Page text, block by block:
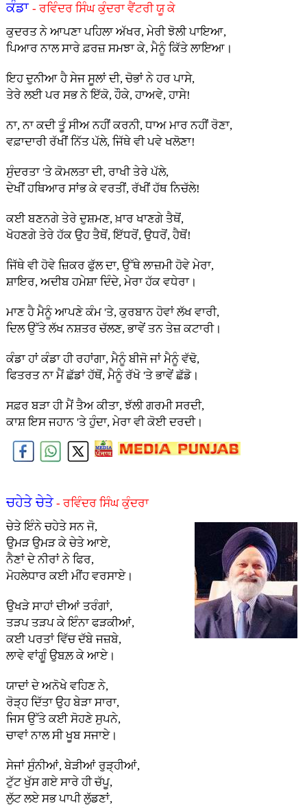
ਕੰਡਾ - ਰਵਿੰਦਰ ਸਿੰਘ ਕੁੰਦਰਾ ਵੈਂਟਰੀ ਯੂ ਕੇ
ਕੁਦਰਤ ਨੇ ਆਪਣਾ ਪਹਿਲਾ ਅੱਖਰ, ਮੇਰੀ ਝੋਲੀ ਪਾਇਆ,
ਪਿਆਰ ਨਾਲ ਸਾਰੇ ਫ਼ਰਜ਼ ਸਮਝਾ ਕੇ, ਮੈਨੂੰ ਕਿੱਤੇ ਲਾਇਆ।
ਇਹ ਦੁਨੀਆ ਹੈ ਸੇਜ ਸੂਲਾਂ ਦੀ, ਚੋਭਾਂ ਨੇ ਹਰ ਪਾਸੇ,
ਤੇਰੇ ਲਈ ਪਰ ਸਭ ਨੇ ਇੱਕੋ, ਹੌਕੇ, ਹਾਅਵੇ, ਹਾਸੇ!
ਨਾ, ਨਾ ਕਦੀ ਤੂੰ ਸੀਅ ਨਹੀਂ ਕਰਨੀ, ਧਾਅ ਮਾਰ ਨਹੀਂ ਰੋਣਾ,
ਵਫ਼ਾਦਾਰੀ ਰੱਖੀਂ ਨਿੱਤ ਪੱਲੇ, ਜਿੱਥੇ ਵੀ ਪਵੇ ਖਲੋਣਾ!
ਸੁੰਦਰਤਾ 'ਤੇ ਕੋਮਲਤਾ ਦੀ, ਰਾਖੀ ਤੇਰੇ ਪੱਲੇ,
ਦੇਖੀਂ ਹਥਿਆਰ ਸਾਂਭ ਕੇ ਵਰਤੀਂ, ਰੱਖੀਂ ਹੱਥ ਨਿਚੱਲੇ!
ਕਈ ਬਣਨਗੇ ਤੇਰੇ ਦੁਸ਼ਮਣ, ਖ਼ਾਰ ਖਾਣਗੇ ਤੈਥੋਂ,
ਖੋਹਣਗੇ ਤੇਰੇ ਹੱਕ ਉਹ ਤੈਥੋਂ, ਇੱਧਰੋਂ, ਉਧਰੋਂ, ਹੈਥੋਂ!
ਜਿੱਥੇ ਵੀ ਹੋਵੇ ਜ਼ਿਕਰ ਫੁੱਲ ਦਾ, ਉੱਥੇ ਲਾਜ਼ਮੀ ਹੋਵੇ ਮੇਰਾ,
ਸ਼ਾਇਰ, ਅਦੀਬ ਹਮੇਸ਼ਾ ਦਿੰਦੇ, ਮੇਰਾ ਹੱਕ ਵਧੇਰਾ।
ਮਾਣ ਹੈ ਮੈਨੂੰ ਆਪਣੇ ਕੰਮ 'ਤੇ, ਕੁਰਬਾਨ ਹੋਵਾਂ ਲੱਖ ਵਾਰੀ,
ਦਿਲ ਉੱਤੇ ਲੱਖ ਨਸ਼ਤਰ ਚੱਲਣ, ਭਾਵੇਂ ਤਨ ਤੇਜ਼ ਕਟਾਰੀ।
ਕੰਡਾ ਹਾਂ ਕੰਡਾ ਹੀ ਰਹਾਂਗਾ, ਮੈਨੂੰ ਬੀਜੋ ਜਾਂ ਮੈਨੂੰ ਵੱਢੋ,
ਫਿਤਰਤ ਨਾ ਮੈਂ ਛੱਡਾਂ ਹੱਥੋਂ, ਮੈਨੂੰ ਰੱਖੋ 'ਤੇ ਭਾਵੇਂ ਛੱਡੋ।
ਸਫ਼ਰ ਬੜਾ ਹੀ ਮੈਂ ਤੈਅ ਕੀਤਾ, ਝੱਲੀ ਗਰਮੀ ਸਰਦੀ,
ਕਾਸ਼ ਇਸ ਜਹਾਨ 'ਤੇ ਹੁੰਦਾ, ਮੇਰਾ ਵੀ ਕੋਈ ਦਰਦੀ।
ਚਹੇਤੇ ਚੇਤੇ- ਰਵਿੰਦਰ ਸਿੰਘ ਕੁੰਦਰਾ
ਚੇਤੇ ਇੰਨੇ ਚਹੇਤੇ ਸਨ ਜੋ,
ਉਮੜ ਉਮੜ ਕੇ ਚੇਤੇ ਆਏ,
ਨੈਣਾਂ ਦੇ ਨੀਰਾਂ ਨੇ ਫਿਰ,
ਮੋਹਲੇਧਾਰ ਕਈ ਮੀਂਹ ਵਰਸਾਏ।
ਉਖੜੇ ਸਾਹਾਂ ਦੀਆਂ ਤਰੰਗਾਂ,
ਤੜਪ ਤੜਪ ਕੇ ਇੰਨਾ ਫੜਕੀਆਂ,
ਕਈ ਪਰਤਾਂ ਵਿੱਚ ਦੱਬੇ ਜਜ਼ਬੇ,
ਲਾਵੇ ਵਾਂਗੂੰ ਉਬਲ਼ ਕੇ ਆਏ।
ਯਾਦਾਂ ਦੇ ਅਨੋਖੇ ਵਹਿਣ ਨੇ,
ਰੋੜ੍ਹ ਦਿੱਤਾ ਉਹ ਬੇੜਾ ਸਾਰਾ,
ਜਿਸ ਉੱਤੇ ਕਈ ਸੋਹਣੇ ਸੁਪਨੇ,
ਚਾਵਾਂ ਨਾਲ ਸੀ ਖੂਬ ਸਜਾਏ।
ਸੇਜਾਂ ਸੁੰਨੀਆਂ, ਬੇੜੀਆਂ ਰੁੜ੍ਹੀਆਂ,
ਟੁੱਟ ਖੁੱਸ ਗਏ ਸਾਰੇ ਹੀ ਚੱਪੂ,
ਲੁੱਟ ਲਏ ਸਭ ਪਾਪੀ ਲੁੱਡਣਾਂ,